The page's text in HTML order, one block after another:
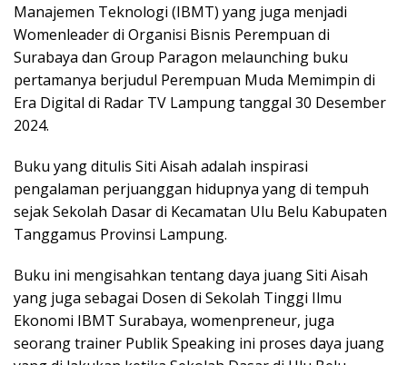
Manajemen Teknologi (IBMT) yang juga menjadi
Womenleader di Organisi Bisnis Perempuan di
Surabaya dan Group Paragon melaunching buku
pertamanya berjudul Perempuan Muda Memimpin di
Era Digital di Radar TV Lampung tanggal 30 Desember
2024.
Buku yang ditulis Siti Aisah adalah inspirasi
pengalaman perjuanggan hidupnya yang di tempuh
sejak Sekolah Dasar di Kecamatan Ulu Belu Kabupaten
Tanggamus Provinsi Lampung.
Buku ini mengisahkan tentang daya juang Siti Aisah
yang juga sebagai Dosen di Sekolah Tinggi Ilmu
Ekonomi IBMT Surabaya, womenpreneur, juga
seorang trainer Publik Speaking ini proses daya juang